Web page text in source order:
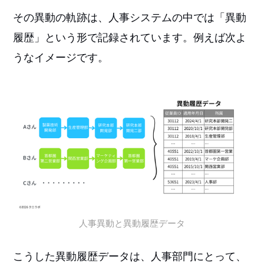
その異動の軌跡は、人事システムの中では「異動
履歴」という形で記録されています。例えば次よ
うなイメージです。
人事異動と異動履歴データ
こうした異動履歴データは、人事部門にとって、